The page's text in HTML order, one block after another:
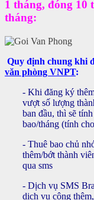
1 tháng, đóng 10
tháng:
Quy định chung khi
văn phòng VNPT:
- Khi đăng ký
vượt số lượng
ban đầu, thì sẽ
bao/tháng (tính
- Thuê bao chủ
thêm/bớt thành
qua sms
- Dịch vụ SMS
dịch vụ cộng